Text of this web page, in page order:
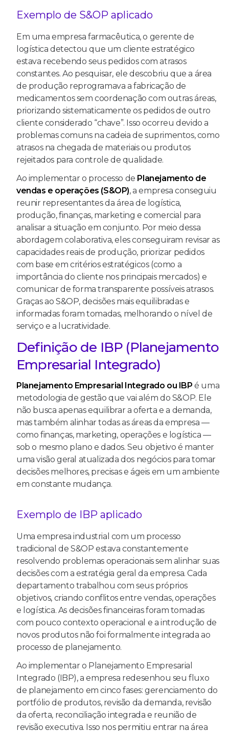
Exemplo de S&OP aplicado
Em uma empresa farmacêutica, o gerente de
logística detectou que um cliente estratégico
estava recebendo seus pedidos com atrasos
constantes. Ao pesquisar, ele descobriu que a área
de produção reprogramava a fabricação de
medicamentos sem coordenação com outras áreas,
priorizando sistematicamente os pedidos de outro
cliente considerado “chave”. Isso ocorreu devido a
problemas comuns na cadeia de suprimentos, como
atrasos na chegada de materiais ou produtos
rejeitados para controle de qualidade.
Ao implementar o processo de Planejamento de
vendas e operações (S&OP), a empresa conseguiu
reunir representantes da área de logística,
produção, finanças, marketing e comercial para
analisar a situação em conjunto. Por meio dessa
abordagem colaborativa, eles conseguiram revisar as
capacidades reais de produção, priorizar pedidos
com base em critérios estratégicos (como a
importância do cliente nos principais mercados) e
comunicar de forma transparente possíveis atrasos.
Graças ao S&OP, decisões mais equilibradas e
informadas foram tomadas, melhorando o nível de
serviço e a lucratividade.
Definição de IBP (Planejamento
Empresarial Integrado)
Planejamento Empresarial Integrado ou IBP é uma
metodologia de gestão que vai além do S&OP. Ele
não busca apenas equilibrar a oferta e a demanda,
mas também alinhar todas as áreas da empresa —
como finanças, marketing, operações e logística —
sob o mesmo plano e dados. Seu objetivo é manter
uma visão geral atualizada dos negócios para tomar
decisões melhores, precisas e ágeis em um ambiente
em constante mudança.
Exemplo de IBP aplicado
Uma empresa industrial com um processo
tradicional de S&OP estava constantemente
resolvendo problemas operacionais sem alinhar suas
decisões com a estratégia geral da empresa. Cada
departamento trabalhou com seus próprios
objetivos, criando conflitos entre vendas, operações
e logística. As decisões financeiras foram tomadas
com pouco contexto operacional e a introdução de
novos produtos não foi formalmente integrada ao
processo de planejamento.
Ao implementar o Planejamento Empresarial
Integrado (IBP), a empresa redesenhou seu fluxo
de planejamento em cinco fases: gerenciamento do
portfólio de produtos, revisão da demanda, revisão
da oferta, reconciliação integrada e reunião de
revisão executiva. Isso nos permitiu entrar na área